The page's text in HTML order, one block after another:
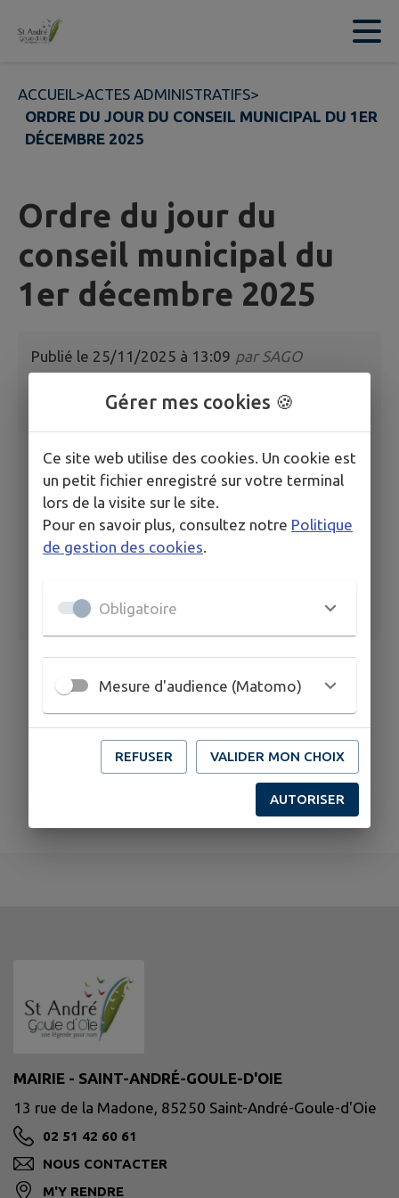
Contenu
ACCUEIL>ACTES ADMINISTRATIFS>
ORDRE DU JOUR DU CONSEIL MUNICIPAL DU 1ER
DÉCEMBRE 2025
Ordre du jour du
conseil municipal du
1er décembre 2025
Publié le 25/11/2025 à 13:09 parSAGO
Ordre du jour du conseil municipal du 1er
décembre 2025
Ordre du jour du 1er décembre 2025
MAIRIE - SAINT-ANDRÉ-GOULE-D'OIE
13 rue de la Madone, 85250 Saint-André-Goule-d'Oie
02 51 42 60 61
NOUS CONTACTER
M'Y RENDRE
Gérer mes cookies 🍪
Ce site web utilise des cookies. Un cookie est
un petit fichier enregistré sur votre terminal
lors de la visite sur le site.
Pour en savoir plus, consultez notre Politique
de gestion des cookies.
Obligatoire
Mesure d'audience (Matomo)
REFUSER VALIDER MON CHOIX
AUTORISER